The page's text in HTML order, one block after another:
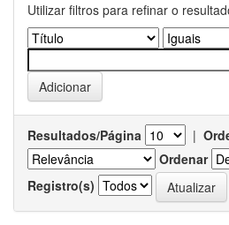
Utilizar filtros para refinar o
Resultados/Página |
Ordenar
Registro(s)